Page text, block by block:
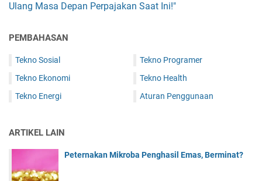
Ulang Masa Depan Perpajakan Saat Ini!"
PEMBAHASAN
Tekno Sosial
Tekno Ekonomi
Tekno Energi
Tekno Programer
Tekno Health
Aturan Penggunaan
ARTIKEL LAIN
Peternakan Mikroba Penghasil Emas, Berminat?